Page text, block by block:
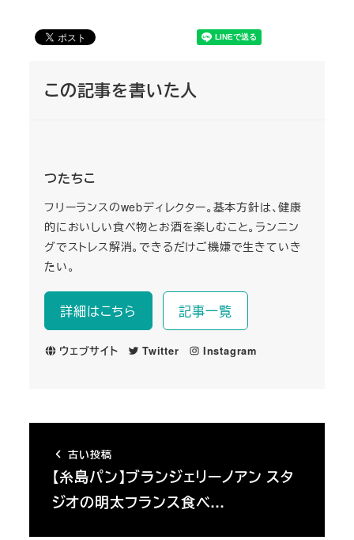
この記事を書いた人
つたちこ
フリーランスのwebディレクター。基本方針は、健康
的においしい食べ物とお酒を楽しむこと。ランニン
グでストレス解消。できるだけご機嫌で生きていき
たい。
詳細はこちら 記事一覧
ウェブサイト Twitter Instagram
古い投稿
【糸島パン】ブランジェリーノアン スタ
ジオの明太フランス食べ…